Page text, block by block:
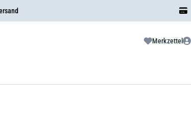
Merkzettel